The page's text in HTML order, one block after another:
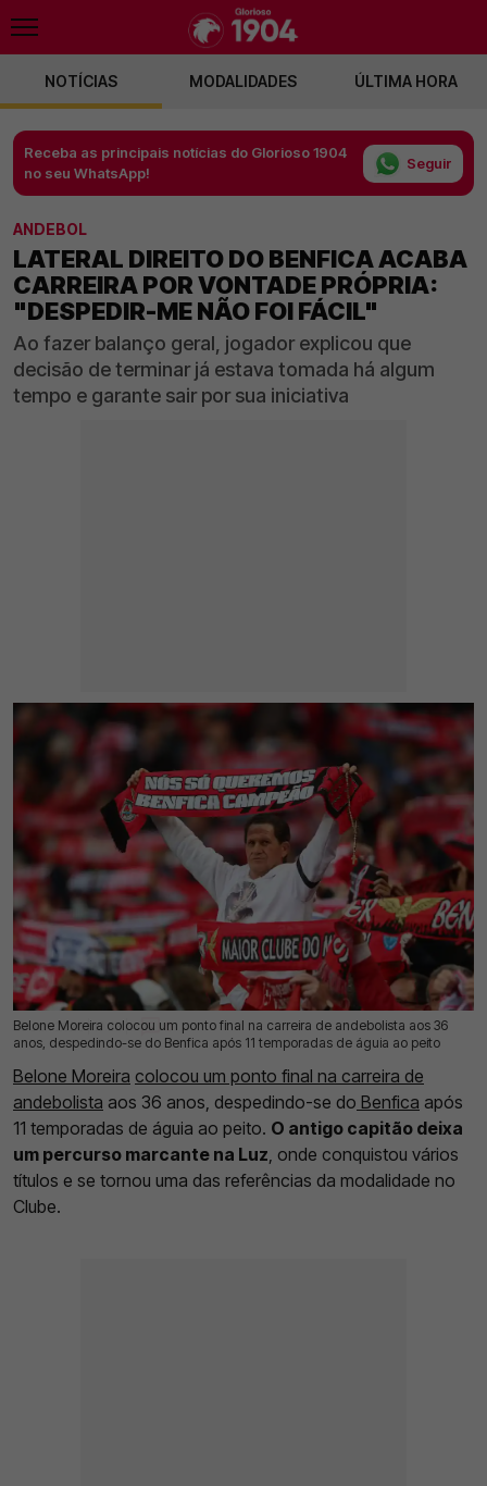
NOTÍCIAS MODALIDADES ÚLTIMA HORA
Receba as principais notícias do Glorioso 1904
no seu WhatsApp!
Seguir
ANDEBOL
LATERAL DIREITO DO BENFICA ACABA
CARREIRA POR VONTADE PRÓPRIA:
"DESPEDIR-ME NÃO FOI FÁCIL"
Ao fazer balanço geral, jogador explicou que
decisão de terminar já estava tomada há algum
tempo e garante sair por sua iniciativa
Belone Moreira colocou um ponto final na carreira de andebolista aos 36
anos, despedindo-se do Benfica após 11 temporadas de águia ao peito
26 Jun 2026 | 10:38 | 0
Belone Moreira colocou um ponto final na carreira de
andebolista aos 36 anos, despedindo-se do Benfica após
11 temporadas de águia ao peito. O antigo capitão deixa
um percurso marcante na Luz, onde conquistou vários
títulos e se tornou uma das referências da modalidade no
Clube.